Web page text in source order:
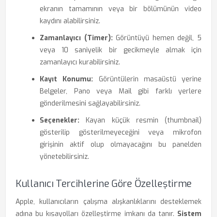
ekranın tamamının veya bir bölümünün video
kaydını alabilirsiniz.
Zamanlayıcı (Timer): Görüntüyü hemen değil, 5
veya 10 saniyelik bir gecikmeyle almak için
zamanlayıcı kurabilirsiniz.
Kayıt Konumu: Görüntülerin masaüstü yerine
Belgeler, Pano veya Mail gibi farklı yerlere
gönderilmesini sağlayabilirsiniz.
Seçenekler: Kayan küçük resmin (thumbnail)
gösterilip gösterilmeyeceğini veya mikrofon
girişinin aktif olup olmayacağını bu panelden
yönetebilirsiniz.
Kullanıcı Tercihlerine Göre Özelleştirme
Apple, kullanıcıların çalışma alışkanlıklarını desteklemek
adına bu kısayolları özelleştirme imkanı da tanır. Sistem